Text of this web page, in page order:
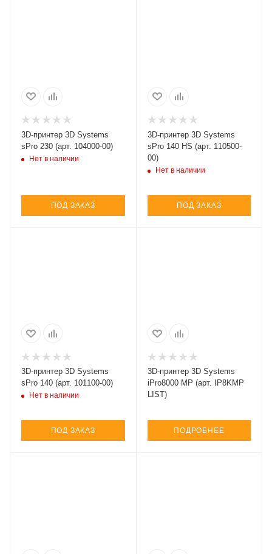
3D-принтер 3D Systems
sPro 230 (арт. 104000-00)
Нет в наличии
ПОД ЗАКАЗ
3D-принтер 3D Systems
sPro 140 HS (арт. 110500-
00)
Нет в наличии
ПОД ЗАКАЗ
3D-принтер 3D Systems
sPro 140 (арт. 101100-00)
Нет в наличии
ПОД ЗАКАЗ
3D-принтер 3D Systems
iPro8000 MP (арт. IP8KMP
LIST)
ПОДРОБНЕЕ